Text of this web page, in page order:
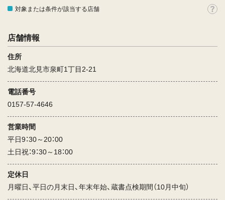
対象または条件が該当する店舗
店舗情報
住所
北海道北見市泉町1丁目2-21
電話番号
0157-57-4646
営業時間
平日9：30～20：00
土日祝：9：30～18：00
定休日
月曜日、平日の月末日、年末年始、蔵書点検期間（10月中旬）